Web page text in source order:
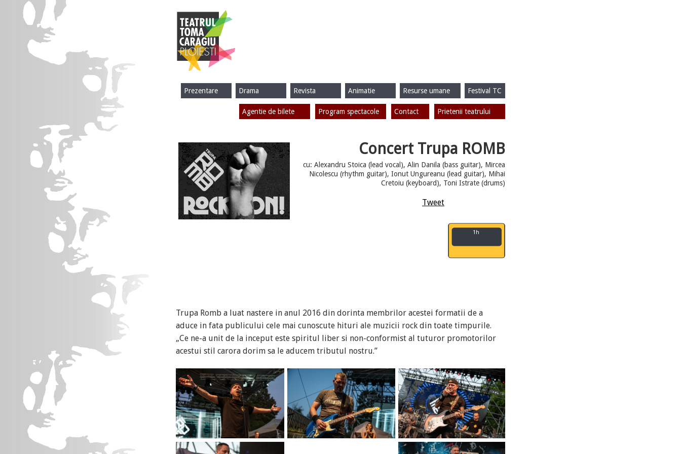
Festival TC
Resurse umane
Animatie
Revista
Drama
Prezentare
Prietenii teatrului
Contact
Program spectacole
Agentie de bilete
Concert Trupa ROMB
cu: Alexandru Stoica (lead vocal), Alin Danila (bass guitar), Mircea
Nicolescu (rhythm guitar), Ionut Ungureanu (lead guitar), Mihai
Cretoiu (keyboard), Toni Istrate (drums)
Tweet
1h
Trupa Romb a luat nastere in anul 2016 din dorinta membrilor acestei formatii de a
aduce in fata publicului cele mai cunoscute hituri ale muzicii rock din toate timpurile.
„Ce ne-a unit de la inceput este spiritul liber si non-conformist al tuturor promotorilor
acestui stil carora dorim sa le aducem tributul nostru.”